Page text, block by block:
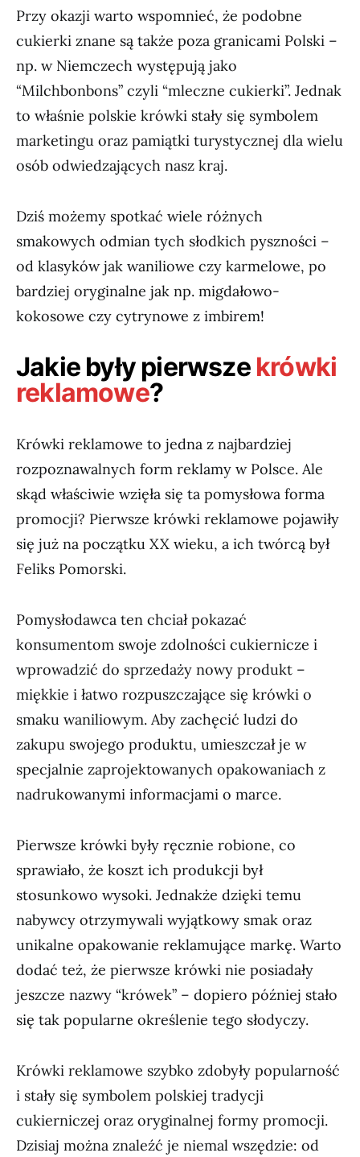
Przy okazji warto wspomnieć, że podobne
cukierki znane są także poza granicami Polski –
np. w Niemczech występują jako
“Milchbonbons” czyli “mleczne cukierki”. Jednak
to właśnie polskie krówki stały się symbolem
marketingu oraz pamiątki turystycznej dla wielu
osób odwiedzających nasz kraj.
Dziś możemy spotkać wiele różnych
smakowych odmian tych słodkich pyszności –
od klasyków jak waniliowe czy karmelowe, po
bardziej oryginalne jak np. migdałowo-
kokosowe czy cytrynowe z imbirem!
Jakie były pierwsze krówki
reklamowe?
Krówki reklamowe to jedna z najbardziej
rozpoznawalnych form reklamy w Polsce. Ale
skąd właściwie wzięła się ta pomysłowa forma
promocji? Pierwsze krówki reklamowe pojawiły
się już na początku XX wieku, a ich twórcą był
Feliks Pomorski.
Pomysłodawca ten chciał pokazać
konsumentom swoje zdolności cukiernicze i
wprowadzić do sprzedaży nowy produkt –
miękkie i łatwo rozpuszczające się krówki o
smaku waniliowym. Aby zachęcić ludzi do
zakupu swojego produktu, umieszczał je w
specjalnie zaprojektowanych opakowaniach z
nadrukowanymi informacjami o marce.
Pierwsze krówki były ręcznie robione, co
sprawiało, że koszt ich produkcji był
stosunkowo wysoki. Jednakże dzięki temu
nabywcy otrzymywali wyjątkowy smak oraz
unikalne opakowanie reklamujące markę. Warto
dodać też, że pierwsze krówki nie posiadały
jeszcze nazwy “krówek” – dopiero później stało
się tak popularne określenie tego słodyczy.
Krówki reklamowe szybko zdobyły popularność
i stały się symbolem polskiej tradycji
cukierniczej oraz oryginalnej formy promocji.
Dzisiaj można znaleźć je niemal wszędzie: od